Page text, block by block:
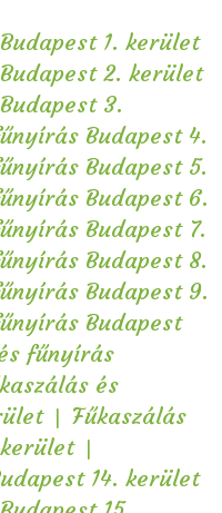
1. kerület
2. kerület
3.
Budapest 4.
Budapest 5.
Budapest 6.
Budapest 7.
Budapest 8.
Budapest 9.
Budapest
fűnyírás
és
| Fűkaszálás
|
14. kerület